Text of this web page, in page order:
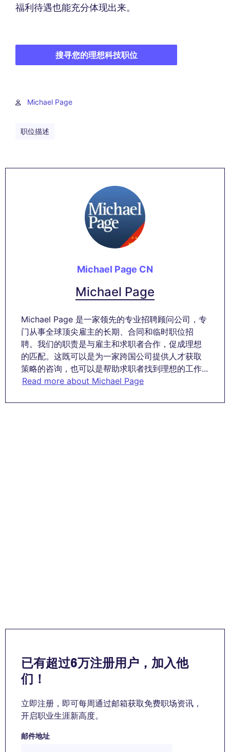
福利待遇也能充分体现出来。
搜寻您的理想科技职位
Michael Page
职位描述
Michael Page CN
Michael Page
Michael Page 是一家领先的专业招聘顾问公司，专
门从事全球顶尖雇主的长期、合同和临时职位招
聘。我们的职责是与雇主和求职者合作，促成理想
的匹配。这既可以是为一家跨国公司提供人才获取
策略的咨询，也可以是帮助求职者找到理想的工作...
Read more about Michael Page
已有超过6万注册用户，加入他
们！
立即注册，即可每周通过邮箱获取免费职场资讯，
开启职业生涯新高度。
邮件地址